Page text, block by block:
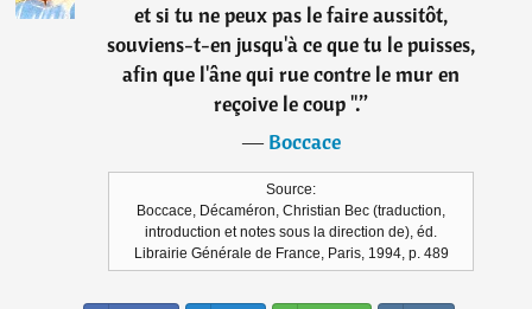
et si tu ne peux pas le faire aussitôt,
souviens-t-en jusqu'à ce que tu le puisses,
afin que l'âne qui rue contre le mur en
reçoive le coup ".”
―Boccace
Source:
Boccace, Décaméron, Christian Bec (traduction,
introduction et notes sous la direction de), éd.
Librairie Générale de France, Paris, 1994, p. 489